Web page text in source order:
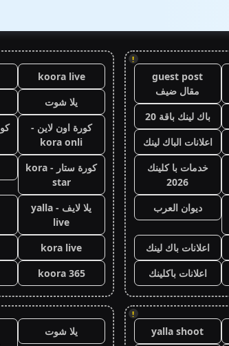
!
guest post
مقال ضيف
باك لينك باقة 20
اعلانات الباك لينك
خدمات با كلينك
2026
ديوان العرب
اعلانات باك لينك
اعلانات باكلينك
!
yalla shoot
koora live
يلا شوت
كورة اون لاين -
kora onli
كورة ستار - kora
star
يلا لايف - yalla
live
kora live
koora 365
يلا شوت